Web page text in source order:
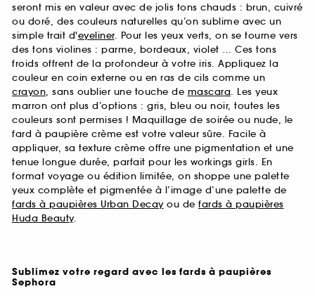
seront mis en valeur avec de jolis tons chauds : brun, cuivré
ou doré, des couleurs naturelles qu’on sublime avec un
simple trait d'eyeliner. Pour les yeux verts, on se tourne vers
des tons violines : parme, bordeaux, violet … Ces tons
froids offrent de la profondeur à votre iris. Appliquez la
couleur en coin externe ou en ras de cils comme un
crayon, sans oublier une touche de mascara. Les yeux
marron ont plus d’options : gris, bleu ou noir, toutes les
couleurs sont permises ! Maquillage de soirée ou nude, le
fard à paupière crème est votre valeur sûre. Facile à
appliquer, sa texture crème offre une pigmentation et une
tenue longue durée, parfait pour les workings girls. En
format voyage ou édition limitée, on shoppe une palette
yeux complète et pigmentée à l’image d’une palette de
fards à paupières Urban Decayou de fards à paupières
Huda Beauty.
Sublimez votre regard avec les fards à paupières
Sephora